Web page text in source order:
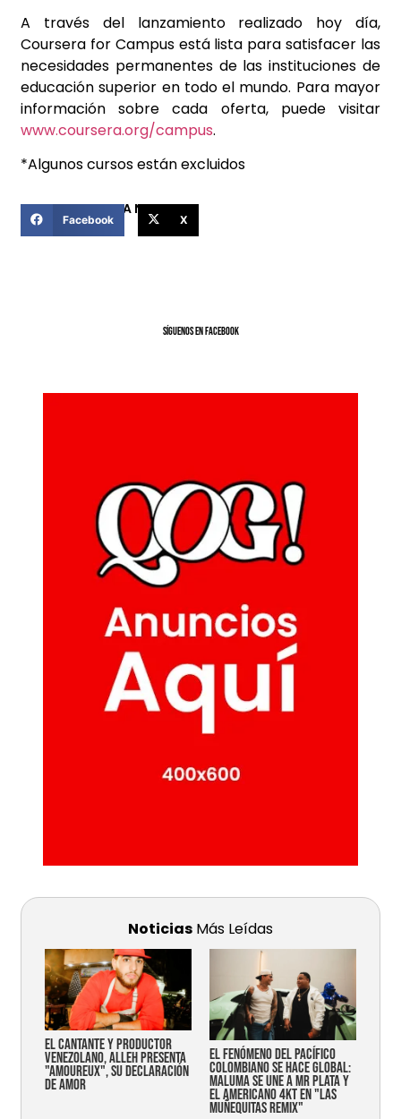
A través del lanzamiento realizado hoy día,
Coursera for Campus está lista para satisfacer las
necesidades permanentes de las instituciones de
educación superior en todo el mundo. Para mayor
información sobre cada oferta, puede visitar
www.coursera.org/campus.
*Algunos cursos están excluidos
COMPARTIR ESTA NOTICIA
Facebook X
SíGUENOS EN FACEBOOK
Noticias Más Leídas
EL CANTANTE Y PRODUCTOR
VENEZOLANO, ALLEH PRESENTA
"AMOUREUX", SU DECLARACIÓN
DE AMOR
EL FENÓMENO DEL PACÍFICO
COLOMBIANO SE HACE GLOBAL:
MALUMA SE UNE A MR PLATA Y
EL AMERICANO 4KT EN "LAS
MUÑEQUITAS REMIX"